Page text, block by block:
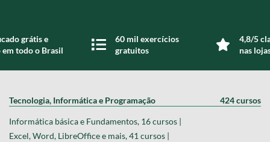
grátis e
todo o Brasil
60 mil exercícios
gratuitos
4,8/5
nas
Tecnologia, Informática e Programação 424 cursos
Informática básica e Fundamentos, 16 cursos |
Excel, Word, LibreOffice e mais, 41 cursos |